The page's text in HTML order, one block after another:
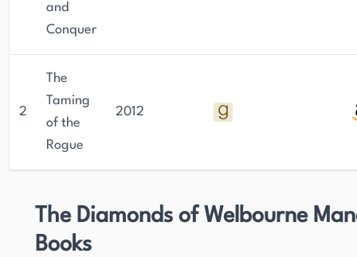
and
Conquer
2
The
Taming
of the
Rogue
2012
The Diamonds of Welbourne
Books